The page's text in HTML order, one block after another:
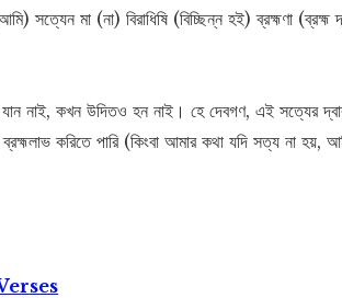
মা (না) বিরাধিষি (বিচ্ছিন্ন হই) ব্রহ্মণা (ব্রহ্ম
নাই, কখন উদিতও হন নাই। হে দেবগণ, এই সত্যের
করিতে পারি (কিংবা আমার কথা যদি সত্য না হয়,